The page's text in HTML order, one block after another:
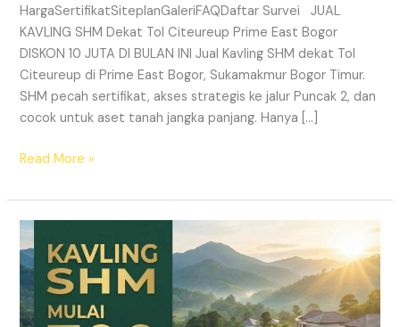
HargaSertifikatSiteplanGaleriFAQDaftar Survei JUAL
KAVLING SHM Dekat Tol Citeureup Prime East Bogor
DISKON 10 JUTA DI BULAN INI Jual Kavling SHM dekat Tol
Citeureup di Prime East Bogor, Sukamakmur Bogor Timur.
SHM pecah sertifikat, akses strategis ke jalur Puncak 2, dan
cocok untuk aset tanah jangka panjang. Hanya […]
Read More »
HARMONI
PRIME
EAST
BOGOR
–